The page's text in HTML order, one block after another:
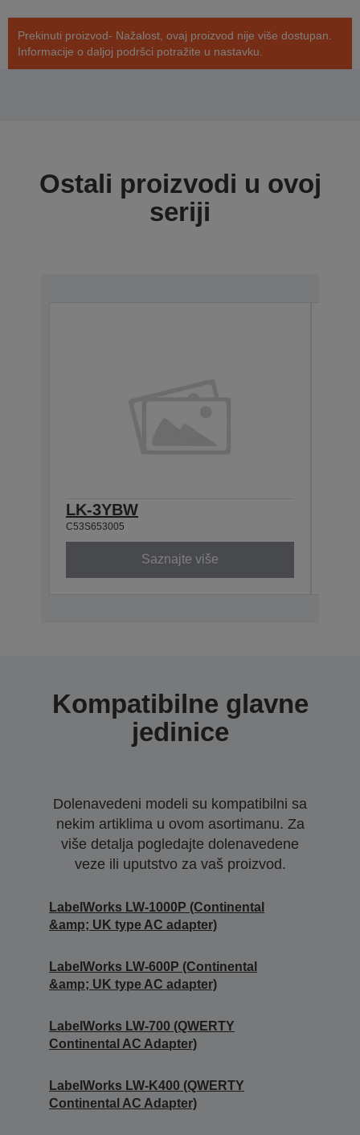
Prekinuti proizvod- Nažalost, ovaj proizvod nije više dostupan.
Informacije o daljoj podršci potražite u nastavku.
Ostali proizvodi u ovoj
seriji
LK-3YBW
C53S653005
Saznajte više
Kompatibilne glavne
jedinice
Dolenavedeni modeli su kompatibilni sa
nekim artiklima u ovom asortimanu. Za
više detalja pogledajte dolenavedene
veze ili uputstvo za vaš proizvod.
LabelWorks LW-1000P (Continental
&amp; UK type AC adapter)
LabelWorks LW-600P (Continental
&amp; UK type AC adapter)
LabelWorks LW-700 (QWERTY
Continental AC Adapter)
LabelWorks LW-K400 (QWERTY
Continental AC Adapter)